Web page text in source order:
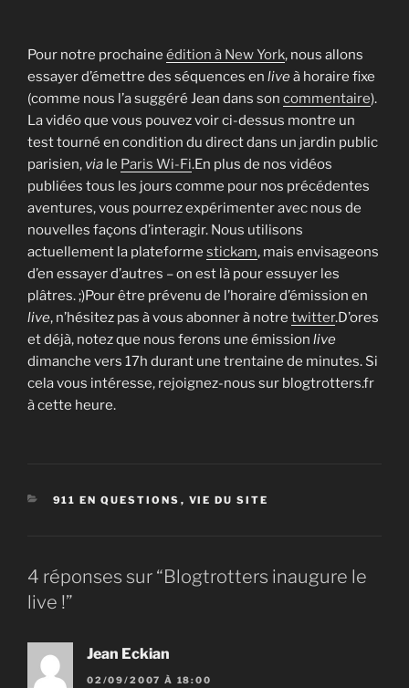
Pour notre prochaine édition à New York, nous allons
essayer d’émettre des séquences en liveà horaire fixe
(comme nous l’a suggéré Jean dans son commentaire).
La vidéo que vous pouvez voir ci-dessus montre un
test tourné en condition du direct dans un jardin public
parisien, via le Paris Wi-Fi.En plus de nos vidéos
publiées tous les jours comme pour nos précédentes
aventures, vous pourrez expérimenter avec nous de
nouvelles façons d’interagir. Nous utilisons
actuellement la plateforme stickam, mais envisageons
d’en essayer d’autres – on est là pour essuyer les
plâtres. ;)Pour être prévenu de l’horaire d’émission en
live, n’hésitez pas à vous abonner à notre twitter.D’ores
et déjà, notez que nous ferons une émission live
dimanche vers 17h durant une trentaine de minutes. Si
cela vous intéresse, rejoignez-nous sur blogtrotters.fr
à cette heure.
CATÉGORIES
911 EN QUESTIONS , VIE DU SITE
4 réponses sur “Blogtrotters inaugure le
live !”
Jean Eckian
02/09/2007 À 18:00